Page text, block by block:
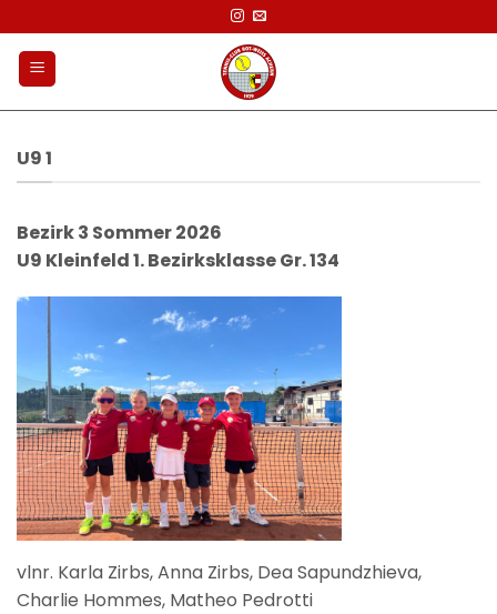
Inhalt
springen
U9 1
Bezirk 3 Sommer 2026
U9 Kleinfeld 1. Bezirksklasse Gr. 134
vlnr. Karla Zirbs, Anna Zirbs, Dea Sapundzhieva,
Charlie Hommes, Matheo Pedrotti